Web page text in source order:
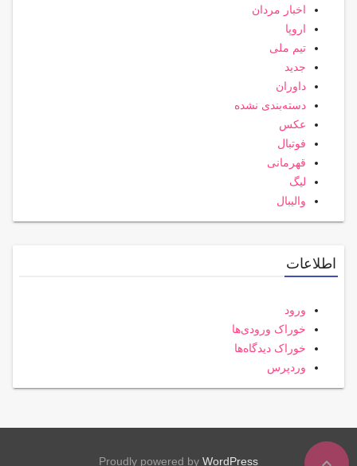
اخبار مردان
اروپا
تیم ملی
جدید
داوران
دسته‌بندی نشده
عکس
فوتبال
قهرمانی
لیگ
والیبال
اطلاعات
ورود
خوراک ورودی‌ها
خوراک دیدگاه‌ها
وردپرس
Proudly powered by WordPress